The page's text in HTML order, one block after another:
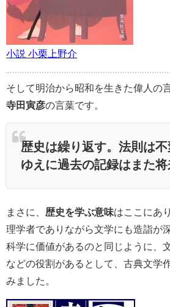
小説 小栗上野介
そして明治から昭和を生きた偉人の
寺田寅彦の言葉です。
歴史は繰り返す。法則は
ゆえに過去の記録はまた
まさに、 歴史を学ぶ意味はここにあ
理学者でありながら文学にも造詣が
科学に価値があるのと同じように、
などの役割があるとして、古典文学
みました。